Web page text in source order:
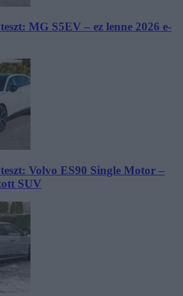
MG S5EV – ez lenne 2026 e-
Volvo ES90 Single Motor –
SUV